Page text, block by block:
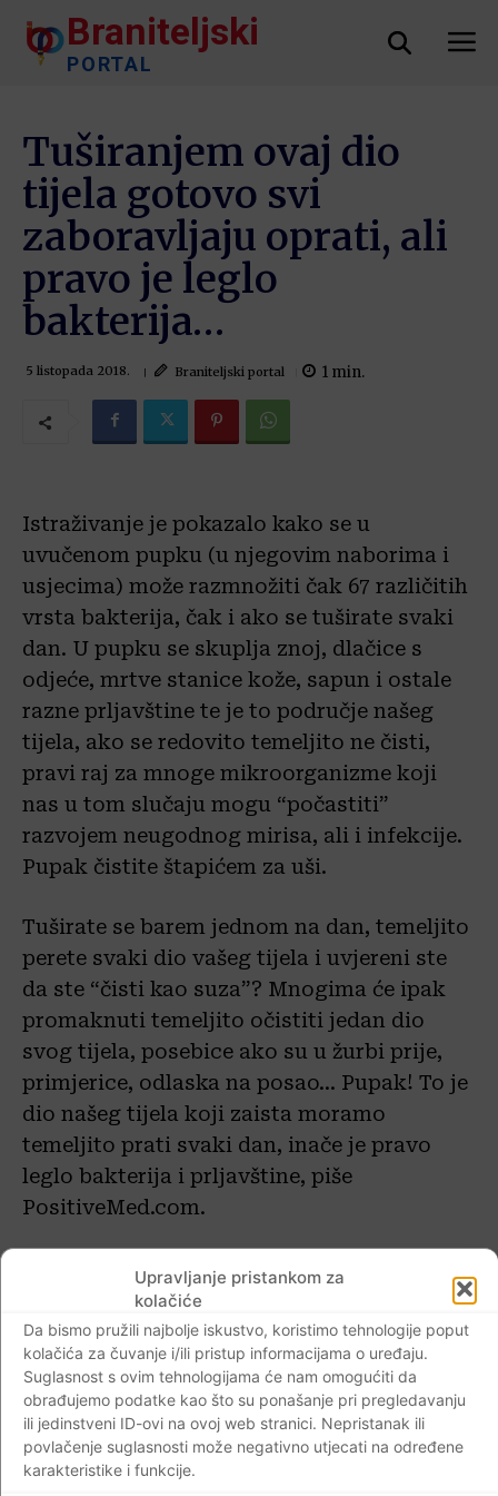
Upravljanje pristankom za
kolačiće
Da bismo pružili najbolje iskustvo, koristimo tehnologije poput
kolačića za čuvanje i/ili pristup informacijama o uređaju.
Suglasnost s ovim tehnologijama će nam omogućiti da
obrađujemo podatke kao što su ponašanje pri pregledavanju
ili jedinstveni ID-ovi na ovoj web stranici. Nepristanak ili
povlačenje suglasnosti može negativno utjecati na određene
karakteristike i funkcije.
Braniteljski
PORTAL
Tuširanjem ovaj dio
tijela gotovo svi
zaboravljaju oprati, ali
pravo je leglo
bakterija…
5 listopada 2018. Braniteljski portal 1 min.
Istraživanje je pokazalo kako se u
uvučenom pupku (u njegovim naborima i
usjecima) može razmnožiti čak 67 različitih
vrsta bakterija, čak i ako se tuširate svaki
dan. U pupku se skuplja znoj, dlačice s
odjeće, mrtve stanice kože, sapun i ostale
razne prljavštine te je to područje našeg
tijela, ako se redovito temeljito ne čisti,
pravi raj za mnoge mikroorganizme koji
nas u tom slučaju mogu “počastiti”
razvojem neugodnog mirisa, ali i infekcije.
Pupak čistite štapićem za uši.
Tuširate se barem jednom na dan, temeljito
perete svaki dio vašeg tijela i uvjereni ste
da ste “čisti kao suza”? Mnogima će ipak
promaknuti temeljito očistiti jedan dio
svog tijela, posebice ako su u žurbi prije,
primjerice, odlaska na posao… Pupak! To je
dio našeg tijela koji zaista moramo
temeljito prati svaki dan, inače je pravo
leglo bakterija i prljavštine, piše
PositiveMed.com.
Uvučen pupak: 1. Prije tuširanja, štapić za
uši umočite u medicinski alkohol te njime
detaljno očistite svaki dio pupka.
2. Tijekom tuširanja, na novi štapić za uši
nanesite malo gela za tuširanje te, kao i s
alkoholom, štapićem pređite kompletnu
unutrašnjost pupka.
3. Pupak potom dobro isperite mlakom